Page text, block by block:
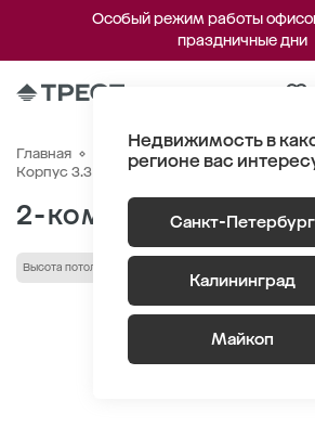
Особый режим работы
праздничные дни
Недвижимость в
регионе вас
Санкт-Петербург
Калининград
Майкоп
Главная Квартиры
Корпус 3.3 Этаж 2
Секция 1
2-комнатная 66.2 м
Высота потолка 2.9 м